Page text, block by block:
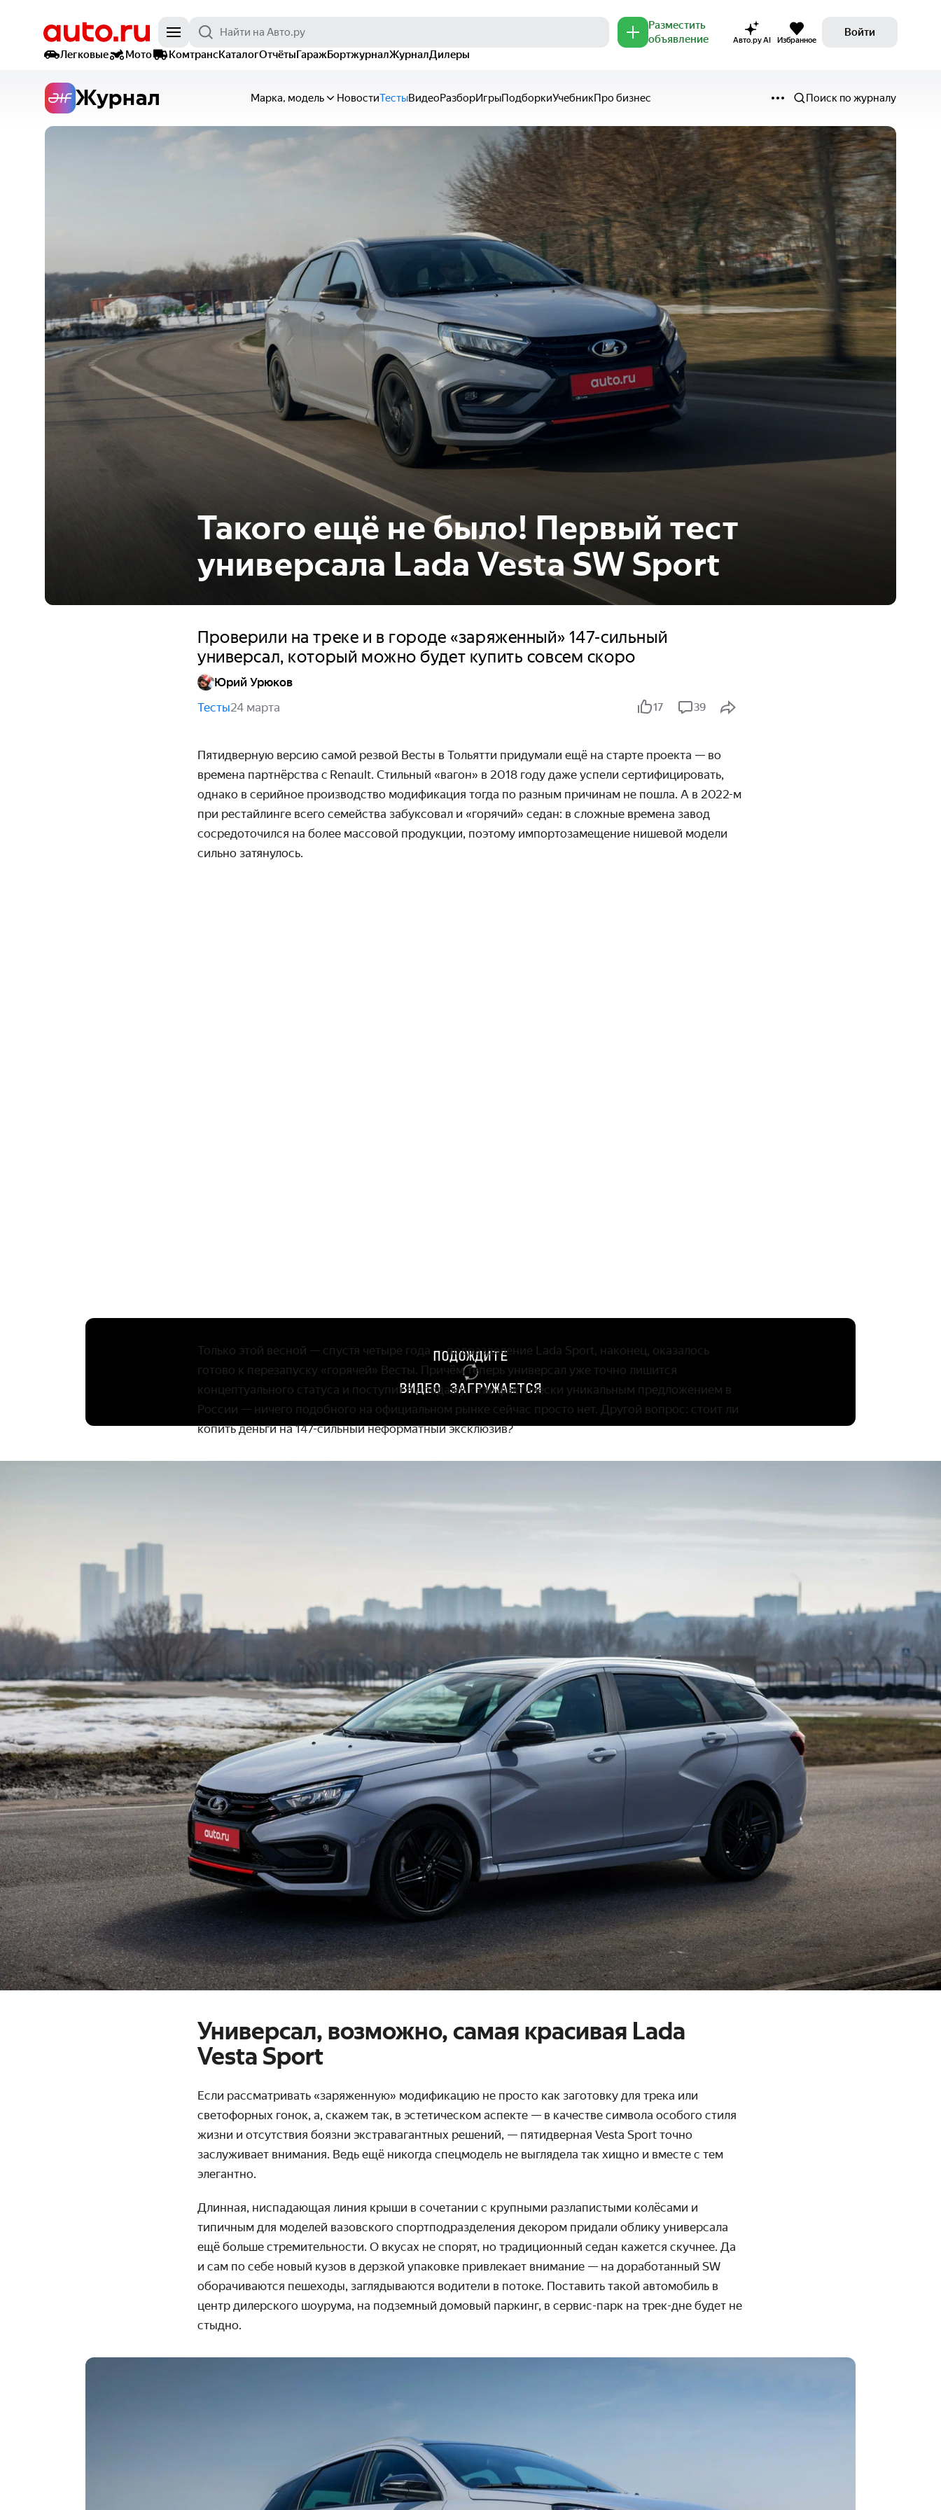
Разместить
объявление
Авто.ру AI Избранное
Войти
Легковые
Мото КомтрансКаталогОтчётыГаражБортжурналЖурналДилеры
Журнал Марка, модель НовостиТестыВидеоРазборИгрыПодборкиУчебникПро бизнес Поиск по журналу
Такого ещё не было! Первый тест
универсала Lada Vesta SW Sport
Проверили на треке и в городе «заряженный» 147-сильный
универсал, который можно будет купить совсем скоро
Юрий Урюков
Тесты24 марта 17 39
Пятидверную версию самой резвой Весты в Тольятти придумали ещё на старте проекта — во
времена партнёрства c Renault. Стильный «вагон» в 2018 году даже успели сертифицировать,
однако в серийное производство модификация тогда по разным причинам не пошла. А в 2022-м
при рестайлинге всего семейства забуксовал и «горячий» седан: в сложные времена завод
сосредоточился на более массовой продукции, поэтому импортозамещение нишевой модели
сильно затянулось.
ПОДОЖДИТЕ
ВИДЕО ЗАГРУЖАЕТСЯ
Только этой весной — спустя четыре года — подразделение Lada Sport, наконец, оказалось
готово к перезапуску «горячей» Весты. Причём теперь универсал уже точно лишится
концептуального статуса и поступит в продажу, став фактически уникальным предложением в
России — ничего подобного на официальном рынке сейчас просто нет. Другой вопрос: стоит ли
копить деньги на 147-сильный неформатный эксклюзив?
Универсал, возможно, самая красивая Lada
Vesta Sport
Если рассматривать «заряженную» модификацию не просто как заготовку для трека или
светофорных гонок, а, скажем так, в эстетическом аспекте — в качестве символа особого стиля
жизни и отсутствия боязни экстравагантных решений, — пятидверная Vesta Sport точно
заслуживает внимания. Ведь ещё никогда спецмодель не выглядела так хищно и вместе с тем
элегантно.
Длинная, ниспадающая линия крыши в сочетании с крупными разлапистыми колёсами и
типичным для моделей вазовского спортподразделения декором придали облику универсала
ещё больше стремительности. О вкусах не спорят, но традиционный седан кажется скучнее. Да
и сам по себе новый кузов в дерзкой упаковке привлекает внимание — на доработанный SW
оборачиваются пешеходы, заглядываются водители в потоке. Поставить такой автомобиль в
центр дилерского шоурума, на подземный домовый паркинг, в сервис-парк на трек-дне будет не
стыдно.